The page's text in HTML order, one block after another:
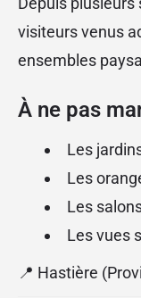
visiteurs venus
ensembles
À ne pas
Les
Les
Les
Les vues
📍 Hastière